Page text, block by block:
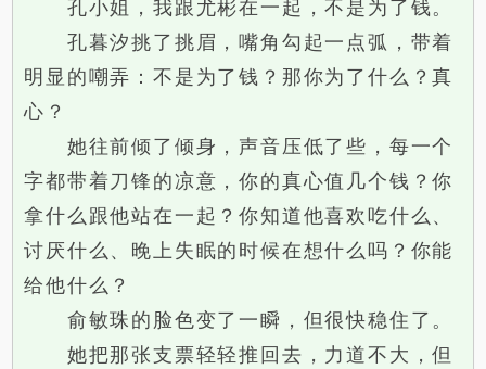
孔小姐，我跟尤彬在一起，不是为了钱。
孔暮汐挑了挑眉，嘴角勾起一点弧，带着
明显的嘲弄：不是为了钱？那你为了什么？真
心？
她往前倾了倾身，声音压低了些，每一个
字都带着刀锋的凉意，你的真心值几个钱？你
拿什么跟他站在一起？你知道他喜欢吃什么、
讨厌什么、晚上失眠的时候在想什么吗？你能
给他什么？
俞敏珠的脸色变了一瞬，但很快稳住了。
她把那张支票轻轻推回去，力道不大，但